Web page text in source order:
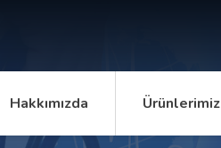
Hakkımızda Ürünlerimiz